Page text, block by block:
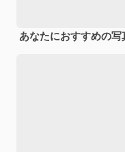
あなたにおすすめの写